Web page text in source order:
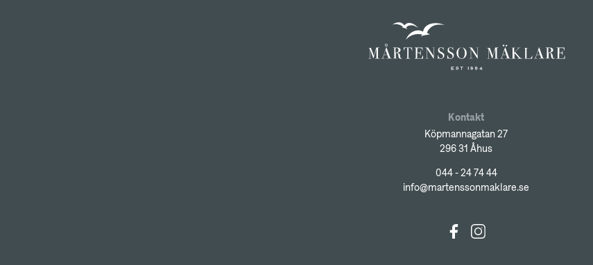
Kontakt
Köpmannagatan 27
296 31 Åhus
044 - 24 74 44
info@martenssonmaklare.se